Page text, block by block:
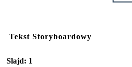
Tekst Storyboardowy
Slajd: 1